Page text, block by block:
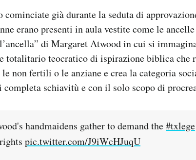
cominciate già durante la seduta di
erano presenti in aula vestite come le
di Margaret Atwood in cui si
totalitario teocratico di ispirazione biblica che
non fertili o le anziane e crea la categoria
schiavitù e con il solo scopo di
handmaidens gather to demand the#txlege
pic.twitter.com/J9iWcHJuqU